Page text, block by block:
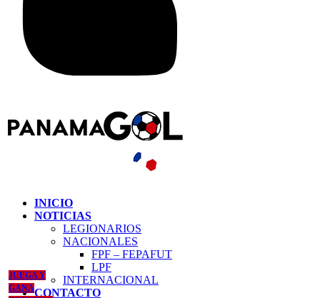
INICIO
NOTICIAS
LEGIONARIOS
NACIONALES
FPF – FEPAFUT
LPF
INTERNACIONAL
CONTACTO
JUEGA Y
GANA